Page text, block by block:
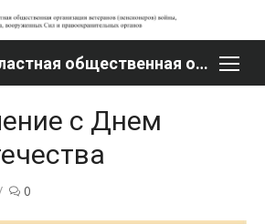
Смоленская областная общественная организация ветеранов (пенсионеров) войны, труда, вооруженных Сил и правоохранительных органов
с Днем
0